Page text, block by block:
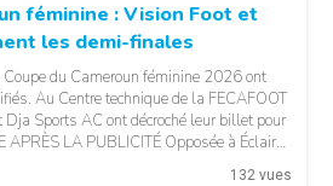
féminine : Vision Foot et
les demi-finales
du Cameroun féminine 2026 ont
Au Centre technique de la FECAFOOT
Dja Sports AC ont décroché leur billet pour
APRÈS LA PUBLICITÉ Opposée à Éclair
jusqu’à la […]
132 vues